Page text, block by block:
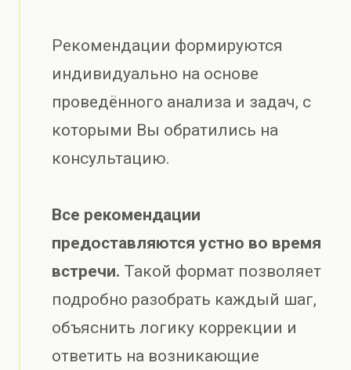
Рекомендации формируются
индивидуально на основе
проведённого анализа и задач, с
которыми Вы обратились на
консультацию.
Все рекомендации
предоставляются устно во время
встречи. Такой формат позволяет
подробно разобрать каждый шаг,
объяснить логику коррекции и
ответить на возникающие